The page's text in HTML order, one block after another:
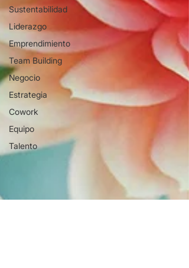
Sustentabilidad
Liderazgo
Emprendimiento
Team Building
Negocio
Estrategia
Cowork
Equipo
Talento